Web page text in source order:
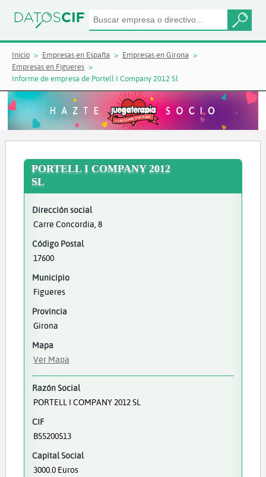
Inicio Empresas en España
Empresas en Girona
Empresas en Figueres
Informe de empresa de Portell I Company 2012 Sl
PORTELL I COMPANY 2012
SL
Dirección social
Carre Concordia, 8
Código Postal
17600
Municipio
Figueres
Provincia
Girona
Mapa
Ver Mapa
Razón Social
PORTELL I COMPANY 2012 SL
CIF
B55200513
Capital Social
3000.0 Euros